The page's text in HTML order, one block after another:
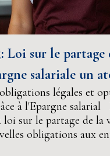
Loi sur le partage
salariale un
légales et
à l'Epargne salarial
loi sur le partage de la
obligations aux